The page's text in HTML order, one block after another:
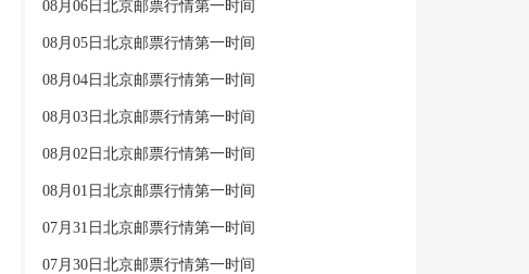
08月06日北京邮票行情第一时间
08月05日北京邮票行情第一时间
08月04日北京邮票行情第一时间
08月03日北京邮票行情第一时间
08月02日北京邮票行情第一时间
08月01日北京邮票行情第一时间
07月31日北京邮票行情第一时间
07月30日北京邮票行情第一时间